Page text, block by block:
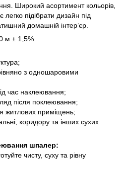
Широкий асортимент кольорів,
легко підібрати дизайн під
домашній інтер’єр.
м ± 1,5%.
з одношаровими
час наклеювання;
після поклеювання;
житлових приміщень;
коридору та інших сухих
шпалер:
чисту, суху та рівну